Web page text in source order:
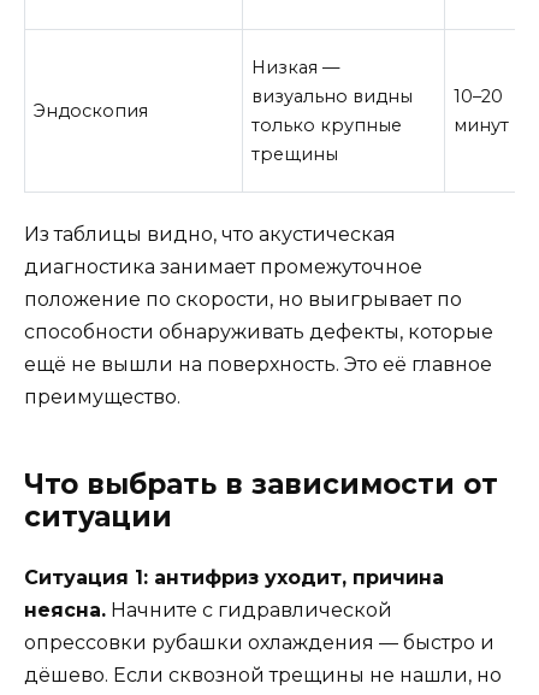
Эндоскопия
Низкая —
визуально видны
только крупные
трещины
10–20
минут
Из таблицы видно, что акустическая
диагностика занимает промежуточное
положение по скорости, но выигрывает по
способности обнаруживать дефекты, которые
ещё не вышли на поверхность. Это её главное
преимущество.
Что выбрать в зависимости от
ситуации
Ситуация 1: антифриз уходит, причина
неясна. Начните с гидравлической
опрессовки рубашки охлаждения — быстро и
дёшево. Если сквозной трещины не нашли, но